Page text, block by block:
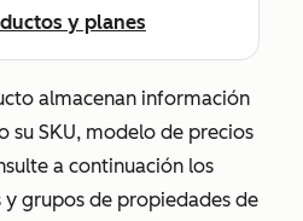
y planes
almacenan información
su SKU, modelo de precios
a continuación los
y grupos de propiedades de